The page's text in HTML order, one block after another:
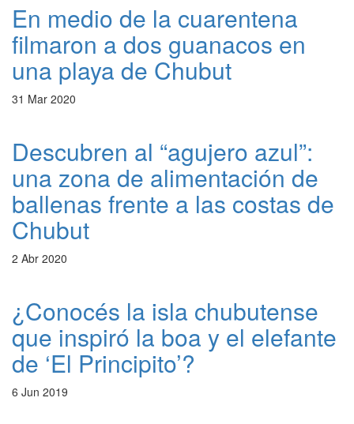
En medio de la cuarentena
filmaron a dos guanacos en
una playa de Chubut
31 Mar 2020
Descubren al “agujero azul”:
una zona de alimentación de
ballenas frente a las costas de
Chubut
2 Abr 2020
¿Conocés la isla chubutense
que inspiró la boa y el elefante
de ‘El Principito’?
6 Jun 2019